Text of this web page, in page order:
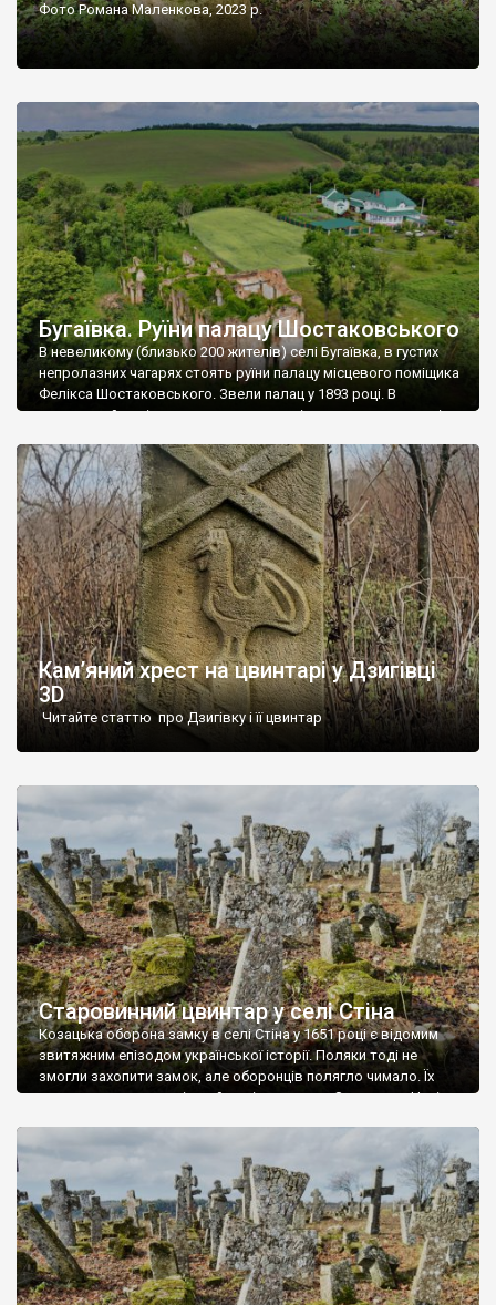
Фото Романа Маленкова, 2023 р.
Бугаївка. Руїни палацу Шостаковського
В невеликому (близько 200 жителів) селі Бугаївка, в густих
непролазних чагарях стоять руїни палацу місцевого поміщика
Фелікса Шостаковського. Звели палац у 1893 році. В
радянський період у ньому спочатку містилася школа, потім
століття тут розмістили туберкульозну лікарню. Коли із
палацу виїхала лікарня – ми точно не […]
Кам’яний хрест на цвинтарі у Дзигівці
3D
Читайте статтю про Дзигівку і її цвинтар
Старовинний цвинтар у селі Стіна
Козацька оборона замку в селі Стіна у 1651 році є відомим
звитяжним епізодом української історії. Поляки тоді не
змогли захопити замок, але оборонців полягло чимало. Їх
поховали на цвинтарі, який тоді називався Замковим. Нині на
ньому чимало хрестів 19 століття, є такі, де епітафії стер […]